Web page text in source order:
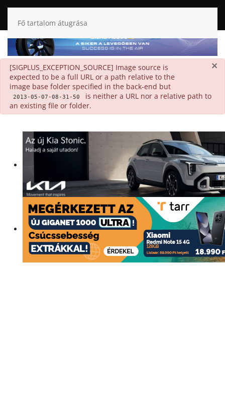
Fő tartalom átugrása
×
danger
[SIGPLUS_EXCEPTION_SOURCE] Image source is
expected to be a full URL or a path relative to the
image base folder specified in the back-end but
2013-05-07-08-31-50
is neither a URL nor a relative path to
an existing file or folder.